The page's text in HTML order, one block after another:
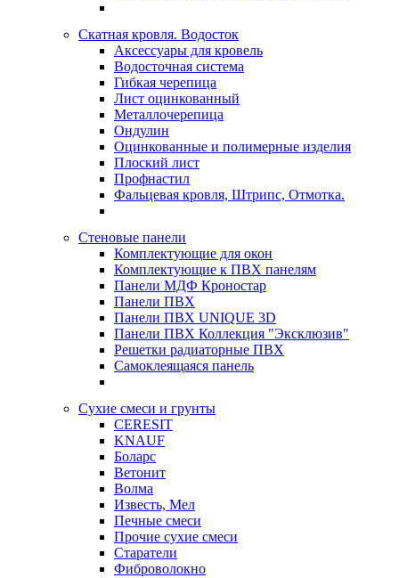
Скатная кровля. Водосток
Аксессуары для кровель
Водосточная система
Гибкая черепица
Лист оцинкованный
Металлочерепица
Ондулин
Оцинкованные и полимерные изделия
Плоский лист
Профнастил
Фальцевая кровля, Штрипс, Отмотка.
Стеновые панели
Комплектующие для окон
Комплектующие к ПВХ панелям
Панели МДФ Кроностар
Панели ПВХ
Панели ПВХ UNIQUE 3D
Панели ПВХ Коллекция "Эксклюзив"
Решетки радиаторные ПВХ
Самоклеящаяся панель
Сухие смеси и грунты
CERESIT
KNAUF
Боларс
Ветонит
Волма
Известь, Мел
Печные смеси
Прочие сухие смеси
Старатели
Фиброволокно